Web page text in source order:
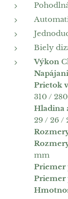
Biely
Výkon
Prietok
310 /
Hladina
29 / 26 /
mm
Priemer
Priemer